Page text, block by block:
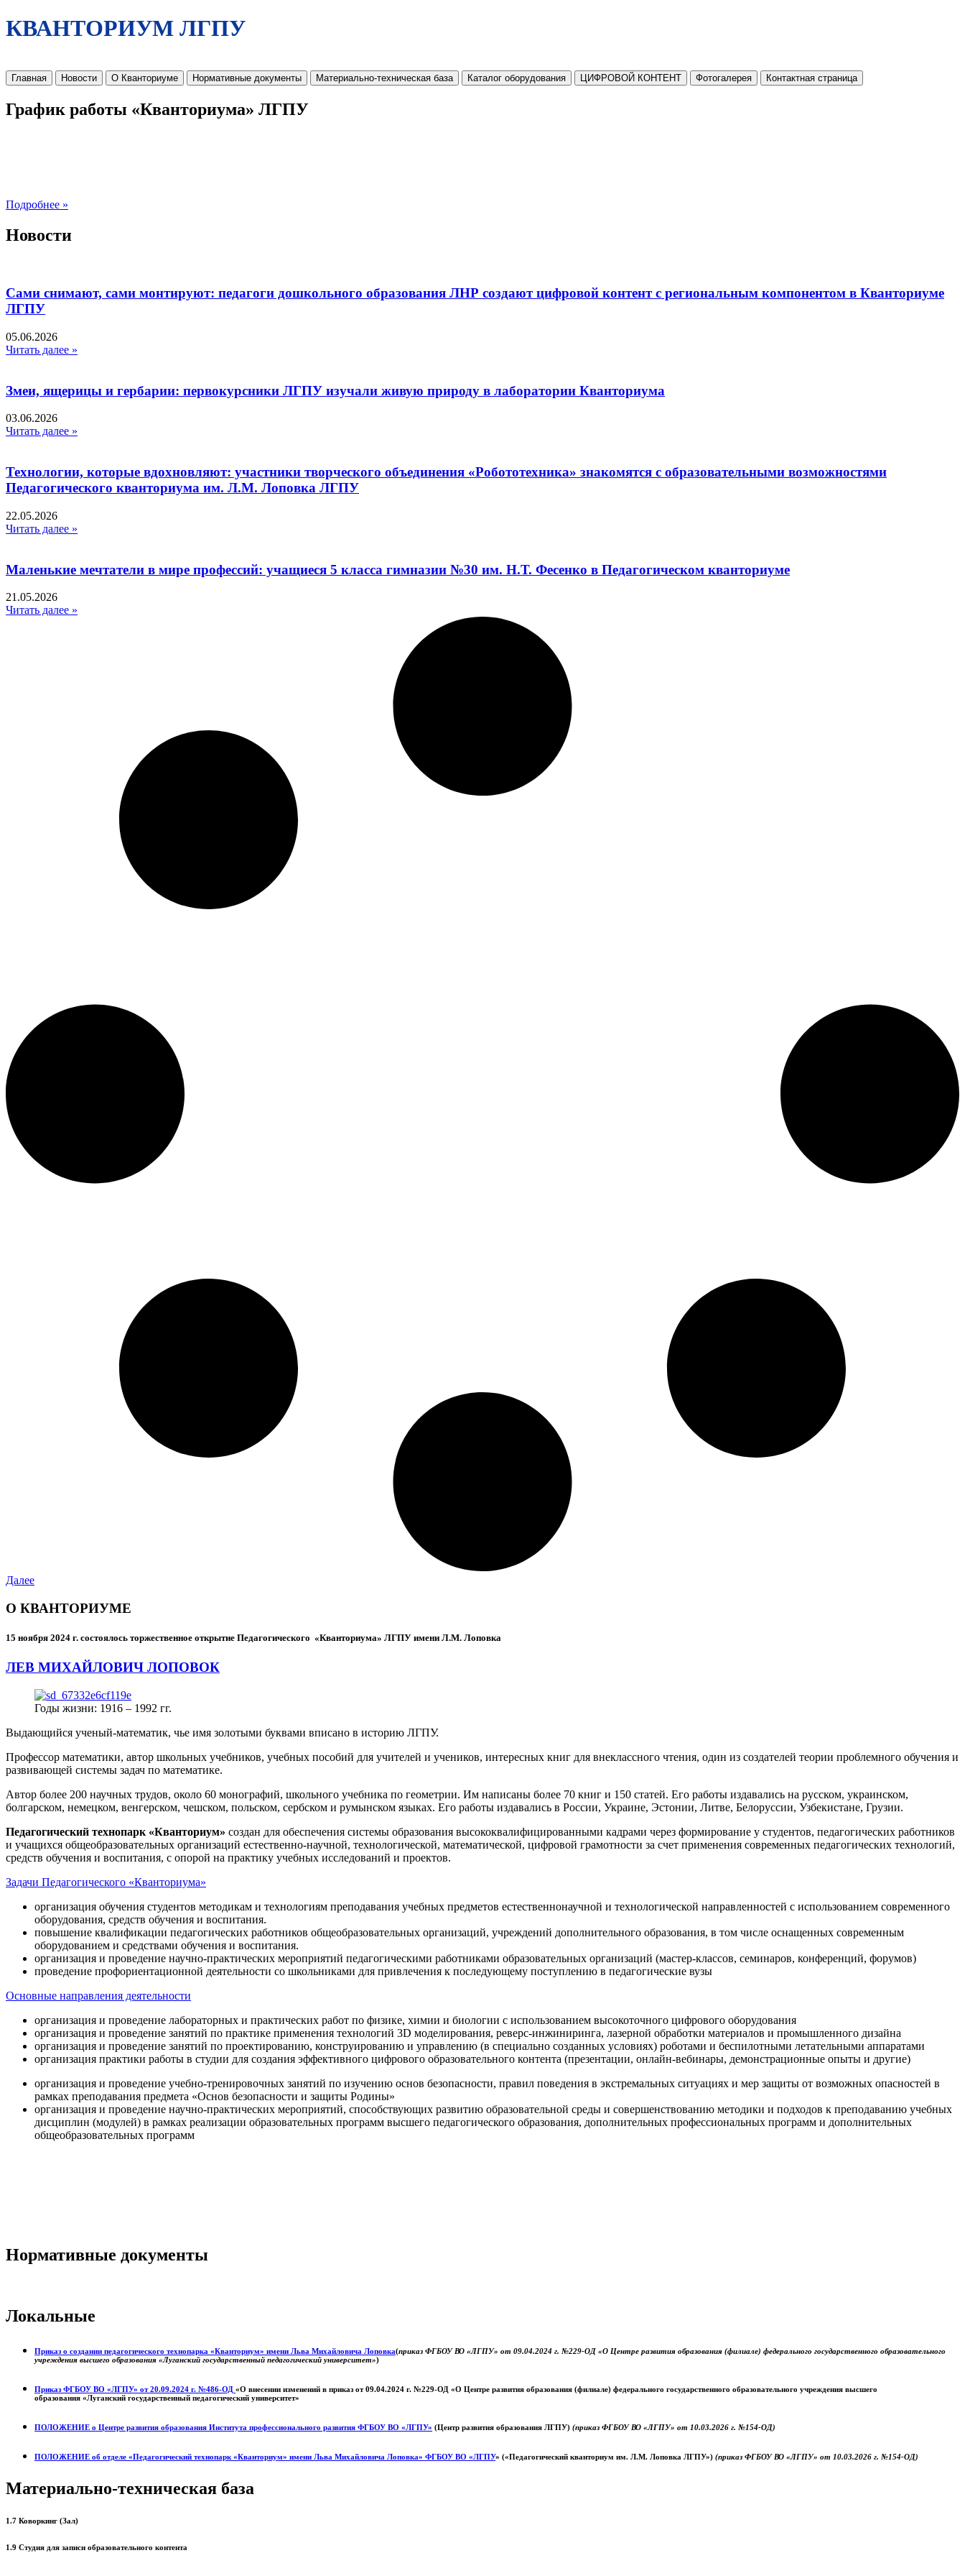
КВАНТОРИУМ ЛГПУ
Главная Новости О Кванториуме Нормативные документы Материально-техническая база Каталог оборудования ЦИФРОВОЙ КОНТЕНТ Фотогалерея Контактная страница
График работы «Кванториума» ЛГПУ
Подробнее »
Новости
Сами снимают, сами монтируют: педагоги дошкольного образования ЛНР создают цифровой контент с региональным компонентом в Кванториуме
ЛГПУ​
05.06.2026
Читать далее »
Змеи, ящерицы и гербарии: первокурсники ЛГПУ изучали живую природу в лаборатории Кванториума
03.06.2026
Читать далее »
Технологии, которые вдохновляют: участники творческого объединения «Робототехника» знакомятся с образовательными возможностями
Педагогического кванториума им. Л.М. Лоповка ЛГПУ
22.05.2026
Читать далее »
Маленькие мечтатели в мире профессий: учащиеся 5 класса гимназии №30 им. Н.Т. Фесенко в Педагогическом кванториуме
21.05.2026
Читать далее »
Далее
О КВАНТОРИУМЕ
15 ноября 2024 г. состоялось торжественное открытие Педагогического «Кванториума» ЛГПУ имени Л.М. Лоповка
ЛЕВ МИХАЙЛОВИЧ ЛОПОВОК
Годы жизни: 1916 – 1992 гг.
Выдающийся ученый-математик, чье имя золотыми буквами вписано в историю ЛГПУ.
Профессор математики, автор школьных учебников, учебных пособий для учителей и учеников, интересных книг для внеклассного чтения, один из создателей теории проблемного обучения и
развивающей системы задач по математике.
Автор более 200 научных трудов, около 60 монографий, школьного учебника по геометрии. Им написаны более 70 книг и 150 статей. Его работы издавались на русском, украинском,
болгарском, немецком, венгерском, чешском, польском, сербском и румынском языках. Его работы издавались в России, Украине, Эстонии, Литве, Белоруссии, Узбекистане, Грузии.
Педагогический технопарк «Кванториум» создан для обеспечения системы образования высококвалифицированными кадрами через формирование у студентов, педагогических работников
и учащихся общеобразовательных организаций естественно-научной, технологической, математической, цифровой грамотности за счет применения современных педагогических технологий,
средств обучения и воспитания, с опорой на практику учебных исследований и проектов.
Задачи Педагогического «Кванториума»
организация обучения студентов методикам и технологиям преподавания учебных предметов естественнонаучной и технологической направленностей с использованием современного
оборудования, средств обучения и воспитания.
повышение квалификации педагогических работников общеобразовательных организаций, учреждений дополнительного образования, в том числе оснащенных современным
оборудованием и средствами обучения и воспитания.
организация и проведение научно-практических мероприятий педагогическими работниками образовательных организаций (мастер-классов, семинаров, конференций, форумов)
проведение профориентационной деятельности со школьниками для привлечения к последующему поступлению в педагогические вузы
Основные направления деятельности
организация и проведение лабораторных и практических работ по физике, химии и биологии с использованием высокоточного цифрового оборудования
организация и проведение занятий по практике применения технологий 3D моделирования, реверс-инжиниринга, лазерной обработки материалов и промышленного дизайна
организация и проведение занятий по проектированию, конструированию и управлению (в специально созданных условиях) роботами и беспилотными летательными аппаратами
организация практики работы в студии для создания эффективного цифрового образовательного контента (презентации, онлайн-вебинары, демонстрационные опыты и другие)
организация и проведение учебно-тренировочных занятий по изучению основ безопасности, правил поведения в экстремальных ситуациях и мер защиты от возможных опасностей в
рамках преподавания предмета «Основ безопасности и защиты Родины»
организация и проведение научно-практических мероприятий, способствующих развитию образовательной среды и совершенствованию методики и подходов к преподаванию учебных
дисциплин (модулей) в рамках реализации образовательных программ высшего педагогического образования, дополнительных профессиональных программ и дополнительных
общеобразовательных программ
Нормативные документы
Локальные
Приказ о создании педагогического технопарка «Кванториум» имени Льва Михайловича Лоповка(приказ ФГБОУ ВО «ЛГПУ» от 09.04.2024 г. №229-ОД «О Центре развития образования (филиале) федерального государственного образовательного
учреждения высшего образования «Луганский государственный педагогический университет»)
Приказ ФГБОУ ВО «ЛГПУ» от 20.09.2024 г. №486-ОД «О внесении изменений в приказ от 09.04.2024 г. №229-ОД «О Центре развития образования (филиале) федерального государственного образовательного учреждения высшего
образования «Луганский государственный педагогический университет»
ПОЛОЖЕНИЕ о Центре развития образования Института профессионального развития ФГБОУ ВО «ЛГПУ» (Центр развития образования ЛГПУ) (приказ ФГБОУ ВО «ЛГПУ» от 10.03.2026 г. №154-ОД)
ПОЛОЖЕНИЕ об отделе «Педагогический технопарк «Кванториум» имени Льва Михайловича Лоповка» ФГБОУ ВО «ЛГПУ» («Педагогический кванториум им. Л.М. Лоповка ЛГПУ») (приказ ФГБОУ ВО «ЛГПУ» от 10.03.2026 г. №154-ОД)
Материально-техническая база
1.7 Коворкинг (Зал)
1.9 Студия для записи образовательного контента